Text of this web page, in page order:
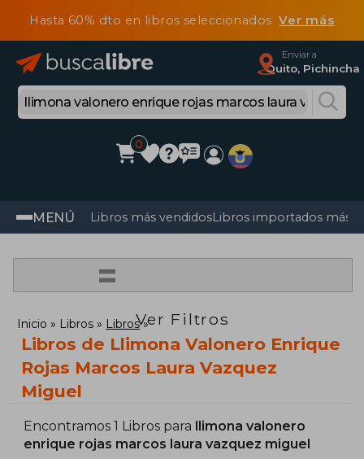
Hasta 60% dto en libros seleccionadosVer más
Enviar a
Quito, Pichincha
0
MENÚ Libros más vendidosLibros importados más
=
Ver Filtros
Inicio Libros Libros
Libros de Llimona Valonero Enrique
Rojas Marcos Laura Vazquez
Miguel
Encontramos 1 Libros para
llimona valonero
enrique rojas marcos laura vazquez miguel